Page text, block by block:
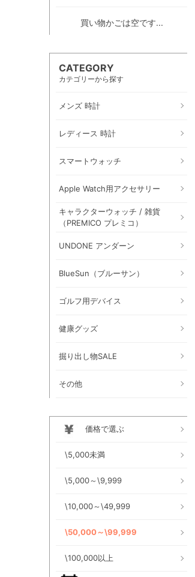
買い物かごは空です...
CATEGORY
カテゴリーから探す
メンズ 時計
レディース 時計
スマートウォッチ
Apple Watch用アクセサリー
キャラクターウォッチ / 雑貨
（PREMICO プレミコ）
UNDONE アンダーン
BlueSun（ブルーサン）
ゴルフ用デバイス
健康グッズ
掘り出し物SALE
その他
価格で選ぶ
\5,000未満
\5,000～\9,999
\10,000～\49,999
\50,000～\99,999
\100,000以上